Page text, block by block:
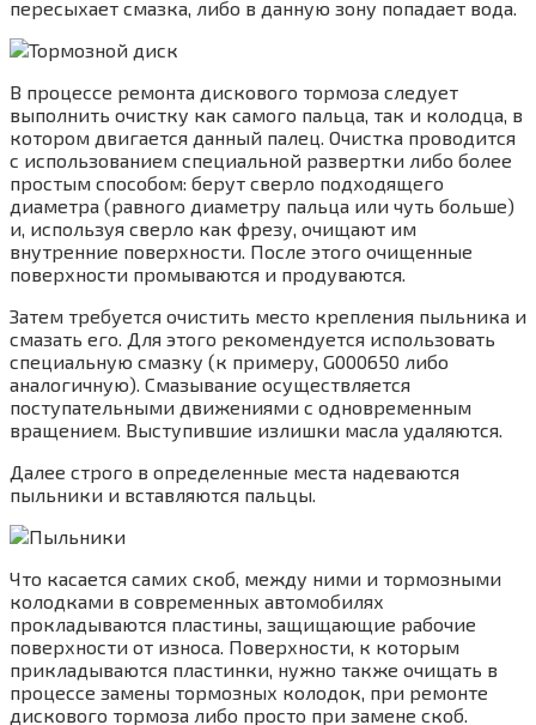
пересыхает смазка, либо в данную зону попадает вода.
В процессе ремонта дискового тормоза следует
выполнить очистку как самого пальца, так и колодца, в
котором двигается данный палец. Очистка проводится
с использованием специальной развертки либо более
простым способом: берут сверло подходящего
диаметра (равного диаметру пальца или чуть больше)
и, используя сверло как фрезу, очищают им
внутренние поверхности. После этого очищенные
поверхности промываются и продуваются.
Затем требуется очистить место крепления пыльника и
смазать его. Для этого рекомендуется использовать
специальную смазку (к примеру, G000650 либо
аналогичную). Смазывание осуществляется
поступательными движениями с одновременным
вращением. Выступившие излишки масла удаляются.
Далее строго в определенные места надеваются
пыльники и вставляются пальцы.
Что касается самих скоб, между ними и тормозными
колодками в современных автомобилях
прокладываются пластины, защищающие рабочие
поверхности от износа. Поверхности, к которым
прикладываются пластинки, нужно также очищать в
процессе замены тормозных колодок, при ремонте
дискового тормоза либо просто при замене скоб.